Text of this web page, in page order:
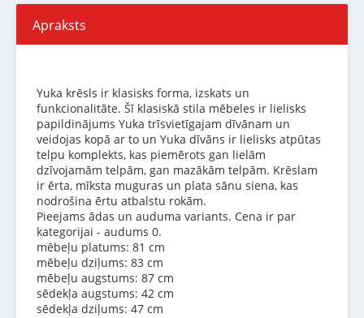
Apraksts
Yuka krēsls ir klasisks forma, izskats un
funkcionalitāte. Šī klasiskā stila mēbeles ir lielisks
papildinājums Yuka trīsvietīgajam dīvānam un
veidojas kopā ar to un Yuka dīvāns ir lielisks atpūtas
telpu komplekts, kas piemērots gan lielām
dzīvojamām telpām, gan mazākām telpām. Krēslam
ir ērta, mīksta muguras un plata sānu siena, kas
nodrošina ērtu atbalstu rokām.
Pieejams ādas un auduma variants. Cena ir par
kategorijai - audums 0.
mēbeļu platums: 81 cm
mēbeļu dziļums: 83 cm
mēbeļu augstums: 87 cm
sēdekļa augstums: 42 cm
sēdekļa dziļums: 47 cm